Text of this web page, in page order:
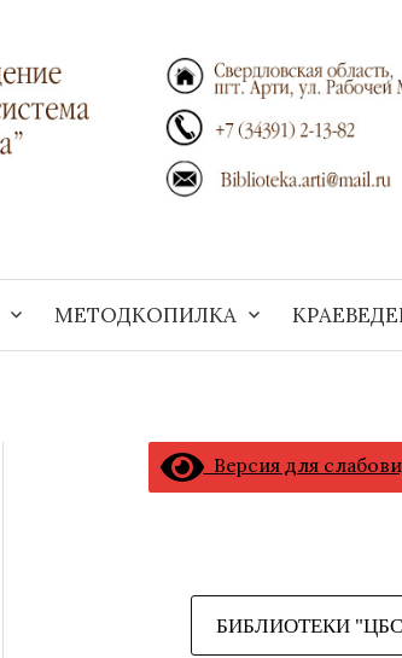
МЕТОДКОПИЛКА
Версия для
БИБЛИОТЕКИ